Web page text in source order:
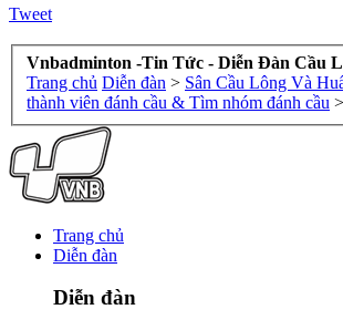
Tweet
Vnbadminton -Tin Tức - Diễn Đàn Cầu
Trang chủ Diễn đàn > Sân Cầu Lông Và
thành viên đánh cầu & Tìm nhóm đánh cầu >
Trang chủ
Diễn đàn
Diễn đàn